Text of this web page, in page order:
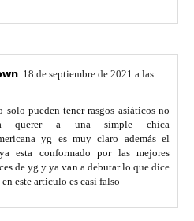
18 de septiembre de 2021 a las
solo pueden tener rasgos asiáticos no
querer a una simple chica
yg es muy claro además el
esta conformado por las mejores
de yg y ya van a debutar lo que dice
este articulo es casi falso